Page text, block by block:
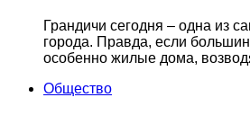
Грандичи сегодня – одна из
города. Правда, если
особенно жилые дома,
Общество